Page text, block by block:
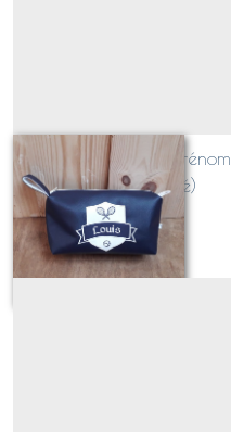
Blason SPORT avec prénom
TENNIS (appliqué)
Sur demande